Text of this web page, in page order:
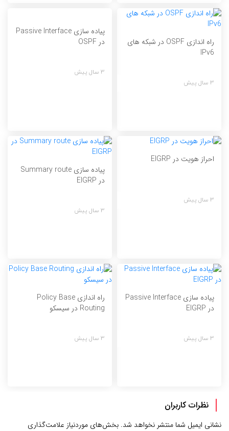
راه اندازی OSPF در شبکه های
IPv6
3 سال پیش
پیاده سازی Passive Interface
در OSPF
3 سال پیش
احراز هویت در EIGRP
3 سال پیش
پیاده سازی Summary route
در EIGRP
3 سال پیش
پیاده سازی Passive Interface
در EIGRP
3 سال پیش
راه اندازی Policy Base
Routing در سیسکو
3 سال پیش
نظرات کاربران
نشانی ایمیل شما منتشر نخواهد شد. بخش‌های موردنیاز علامت‌گذاری